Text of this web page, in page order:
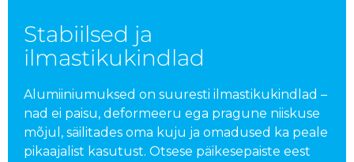
Stabiilsed ja
ilmastikukindlad
Alumiiniumuksed on suuresti ilmastikukindlad –
nad ei paisu, deformeeru ega pragune niiskuse
mõjul, säilitades oma kuju ja omadused ka peale
pikaajalist kasutust. Otsese päikesepaiste eest